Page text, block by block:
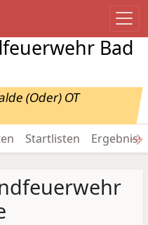
Bad
(Oder) OT
Startlisten →